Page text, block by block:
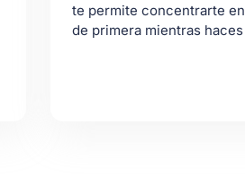
te permite concentrarte
de primera mientras